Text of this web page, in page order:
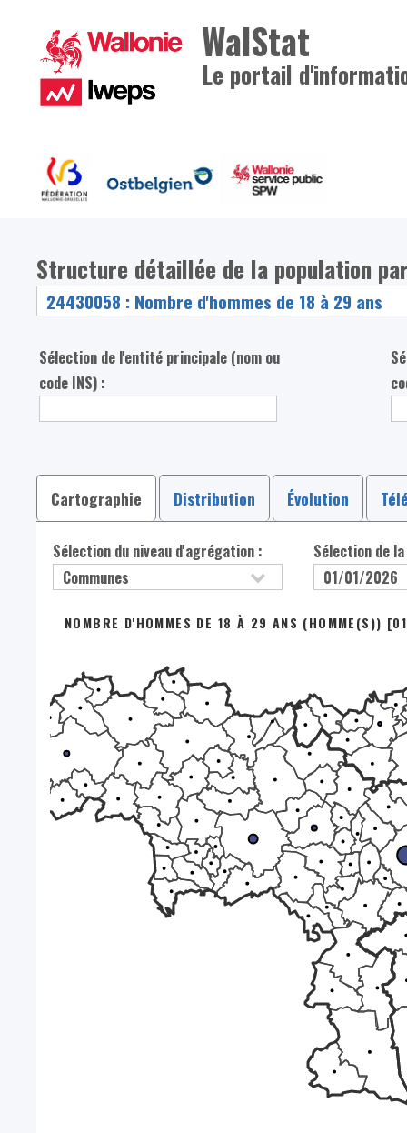
WalStat
Le portail
Structure détaillée de la population
Sélection de l'entité principale (nom ou
code INS) :
Cartographie Distribution Évolution
Sélection du niveau d'agrégation : Sélection de
NOMBRE D'HOMMES DE 18 À 29 ANS (HOMME(S))